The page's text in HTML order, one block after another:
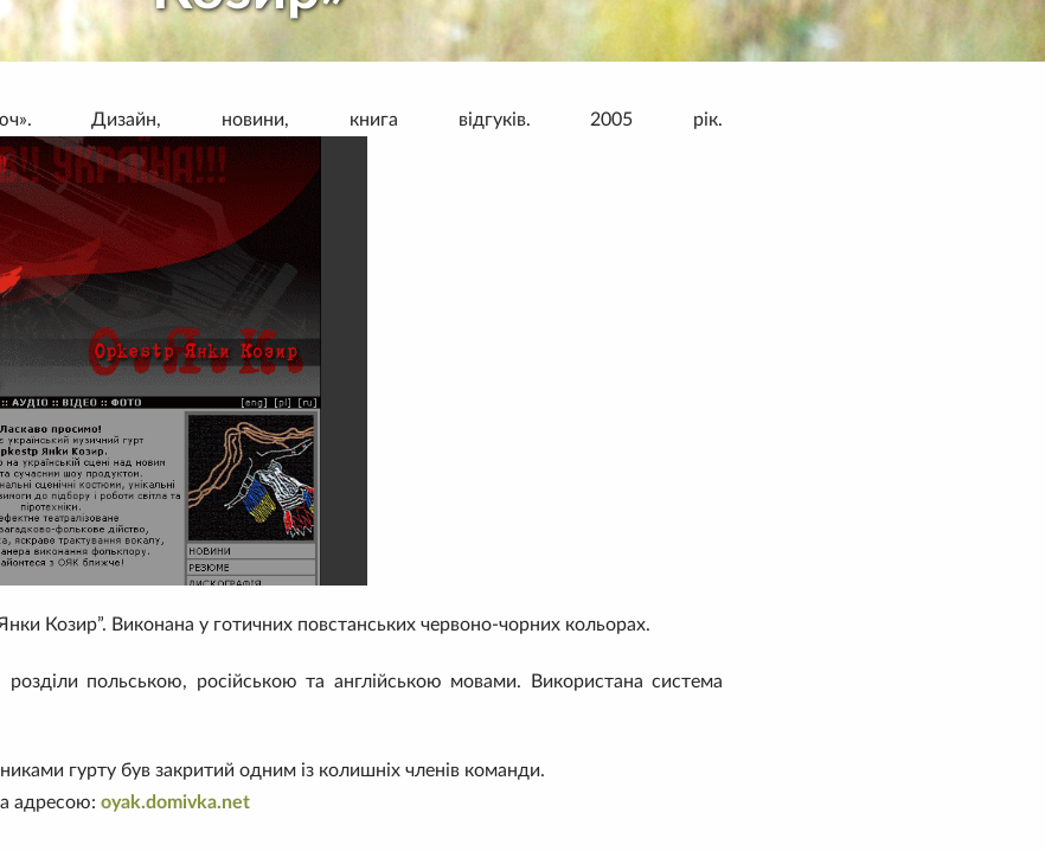
Дизайн, новини, книга відгуків. 2005 рік.
Козир”. Виконана у готичних повстанських червоно-чорних кольорах.
польською, російською та англійською мовами. Використана система
гурту був закритий одним із колишніх членів команди.
адресою: oyak.domivka.net